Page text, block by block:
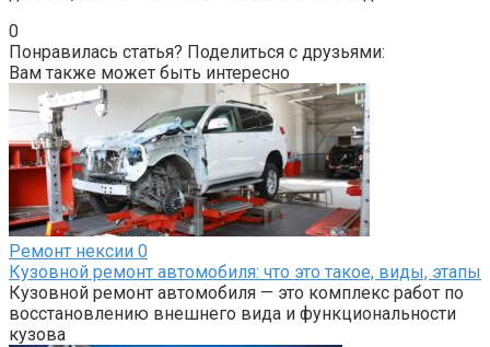
0
Понравилась статья? Поделиться с друзьями:
Вам также может быть интересно
Ремонт нексии 0
Кузовной ремонт автомобиля: что это такое, виды, этапы
Кузовной ремонт автомобиля — это комплекс работ по
восстановлению внешнего вида и функциональности
кузова